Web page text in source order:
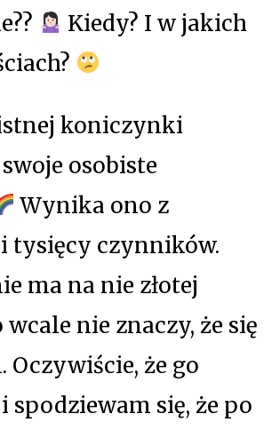
Kiedy? I w jakich
koniczynki
osobiste
Wynika ono z
tysięcy czynników.
ma na nie złotej
wcale nie znaczy, że się
Oczywiście, że go
spodziewam się, że po